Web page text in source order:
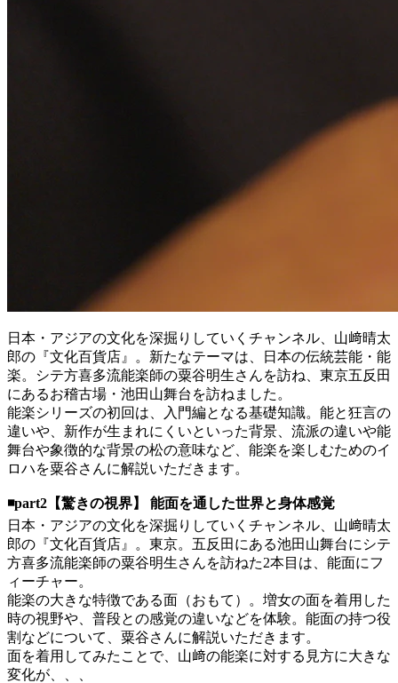
日本・アジアの文化を深掘りしていくチャンネル、山﨑晴太
郎の『文化百貨店』。新たなテーマは、日本の伝統芸能・能
楽。シテ方喜多流能楽師の粟谷明生さんを訪ね、東京五反田
にあるお稽古場・池田山舞台を訪ねました。
能楽シリーズの初回は、入門編となる基礎知識。能と狂言の
違いや、新作が生まれにくいといった背景、流派の違いや能
舞台や象徴的な背景の松の意味など、能楽を楽しむためのイ
ロハを粟谷さんに解説いただきます。
◾️part2【驚きの視界】 能面を通した世界と身体感覚
日本・アジアの文化を深掘りしていくチャンネル、山﨑晴太
郎の『文化百貨店』。東京。五反田にある池田山舞台にシテ
方喜多流能楽師の粟谷明生さんを訪ねた2本目は、能面にフ
ィーチャー。
能楽の大きな特徴である面（おもて）。増女の面を着用した
時の視野や、普段との感覚の違いなどを体験。能面の持つ役
割などについて、粟谷さんに解説いただきます。
面を着用してみたことで、山﨑の能楽に対する見方に大きな
変化が、、、